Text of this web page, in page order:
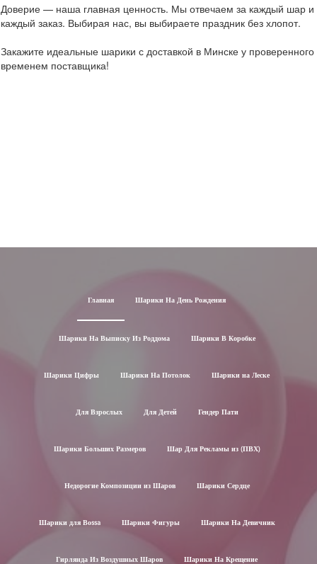
Доверие — наша главная ценность. Мы отвечаем за каждый шар и
каждый заказ. Выбирая нас, вы выбираете праздник без хлопот.
Закажите идеальные шарики с доставкой в Минске у проверенного
временем поставщика!
Главная Шарики На День Рождения
Шарики На Выписку Из Роддома Шарики В Коробке
Шарики Цифры Шарики На Потолок Шарики на Леске
Для Взрослых Для Детей Гендер Пати
Шарики Больших Размеров Шар Для Рекламы из (ПВХ)
Недорогие Композиции из Шаров Шарики Сердце
Шарики для Воssa Шарики Фигуры Шарики На Девичник
Гирлянда Из Воздушных Шаров Шарики На Крещение